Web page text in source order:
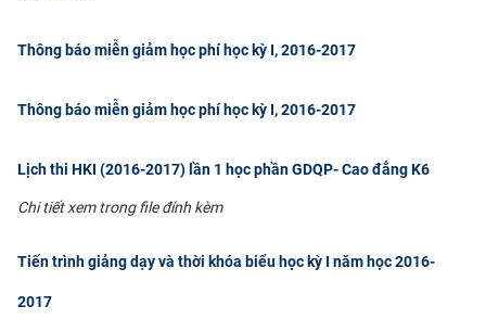
Thông báo miễn giảm học phí học kỳ I, 2016-2017
Thông báo miễn giảm học phí học kỳ I, 2016-2017
Lịch thi HKI (2016-2017) lần 1 học phần GDQP- Cao đẳng K6
Chi tiết xem trong file đính kèm
Tiến trình giảng dạy và thời khóa biểu học kỳ I năm học 2016-
2017